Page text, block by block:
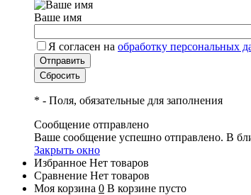
Ваше имя
Я согласен на обработку персональных
* - Поля, обязательные для заполнения
Сообщение отправлено
Ваше сообщение успешно отправлено. В
Закрыть окно
Избранное Нет товаров
Сравнение Нет товаров
Моя корзина 0 В корзине пусто